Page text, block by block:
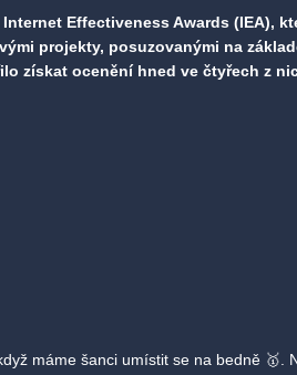
Effectiveness Awards (IEA),
projekty, posuzovanými na
získat ocenění hned ve čtyřech z
máme šanci umístit se na bedně